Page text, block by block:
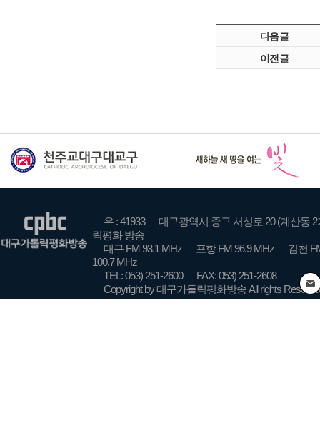
다음글
이전글
우 : 41933
대구광역시 중구 서성로 20 (계산동 2
릭평화 방송
대구 FM 93.1 MHz
포항 FM 96.9 MHz
김천
100.7 MHz
TEL: 053) 251-2600
FAX: 053) 251-2608
Copyright by 대구가톨릭평화방송 All rights